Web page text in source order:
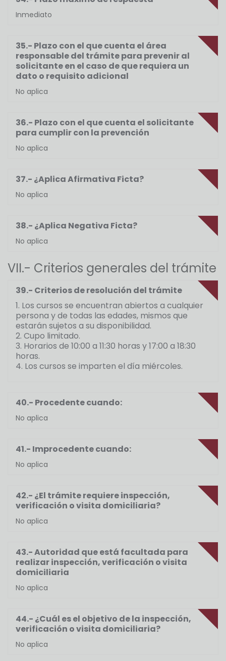
Inmediato
35.- Plazo con el que cuenta el área
responsable del trámite para prevenir al
solicitante en el caso de que requiera un
dato o requisito adicional
No aplica
36.- Plazo con el que cuenta el solicitante
para cumplir con la prevención
No aplica
37.- ¿Aplica Afirmativa Ficta?
No aplica
38.- ¿Aplica Negativa Ficta?
No aplica
VII.- Criterios generales del trámite
39.- Criterios de resolución del trámite
1. Los cursos se encuentran abiertos a cualquier
persona y de todas las edades, mismos que
estarán sujetos a su disponibilidad.
2. Cupo limitado.
3. Horarios de 10:00 a 11:30 horas y 17:00 a 18:30
horas.
4. Los cursos se imparten el día miércoles.
40.- Procedente cuando:
No aplica
41.- Improcedente cuando:
No aplica
42.- ¿El trámite requiere inspección,
verificación o visita domiciliaria?
No aplica
43.- Autoridad que está facultada para
realizar inspección, verificación o visita
domiciliaria
No aplica
44.- ¿Cuál es el objetivo de la inspección,
verificación o visita domiciliaria?
No aplica